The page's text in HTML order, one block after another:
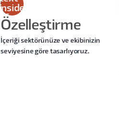
inside
of a
div
block.
Özelleştirme
İçeriği sektörünüze ve ekibinizin
seviyesine göre tasarlıyoruz.